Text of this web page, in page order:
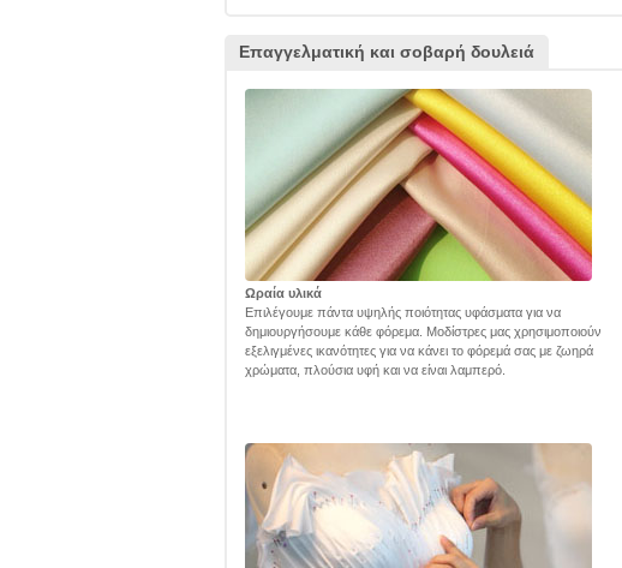
Επαγγελματική και σοβαρή δουλειά
Ωραία υλικά
Επιλέγουμε πάντα υψηλής ποιότητας υφάσματα για να
δημιουργήσουμε κάθε φόρεμα. Μοδίστρες μας χρησιμοποιούν
εξελιγμένες ικανότητες για να κάνει το φόρεμά σας με ζωηρά
χρώματα, πλούσια υφή και να είναι λαμπερό.